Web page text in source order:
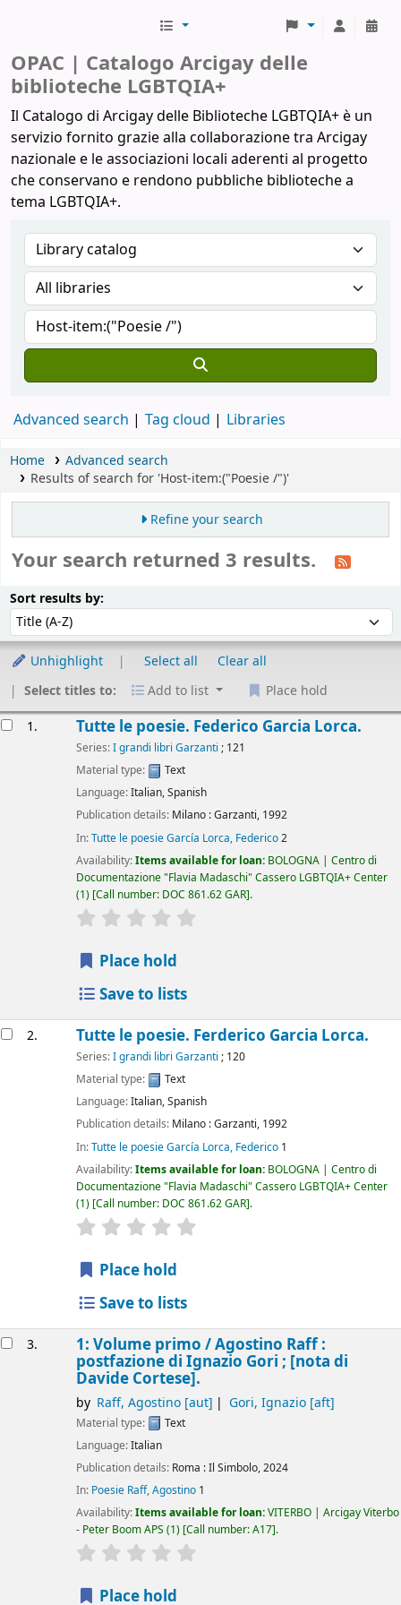
OPAC | Catalogo Arcigay delle
biblioteche LGBTQIA+
Il Catalogo di Arcigay delle Biblioteche LGBTQIA+ è un
servizio fornito grazie alla collaborazione tra Arcigay
nazionale e le associazioni locali aderenti al progetto
che conservano e rendono pubbliche biblioteche a
tema LGBTQIA+.
Advanced search Tag cloud Libraries
Home
Advanced search
Results of search for 'Host-item:("Poesie /")'
Refine your search
Your search returned 3 results.
Sort results by:
Unhighlight Select all
Clear all
Select titles to:
Add to list Place hold
1. Tutte le poesie. Federico Garcia Lorca.
Series:I grandi libri Garzanti ; 121
Material type:
Text
Language:Italian,Spanish
Publication details: Milano :Garzanti, 1992
In:Tutte le poesie García Lorca, Federico2
Availability:Items available for loan: BOLOGNA | Centro di
Documentazione "Flavia Madaschi" Cassero LGBTQIA+ Center
(1) Call number: DOC 861.62 GAR .
star rating
Place hold
Save to lists
2. Tutte le poesie. Ferderico Garcia Lorca.
Series:I grandi libri Garzanti ; 120
Material type:
Text
Language:Italian,Spanish
Publication details: Milano :Garzanti, 1992
In:Tutte le poesie García Lorca, Federico1
Availability:Items available for loan: BOLOGNA | Centro di
Documentazione "Flavia Madaschi" Cassero LGBTQIA+ Center
(1) Call number: DOC 861.62 GAR .
star rating
Place hold
Save to lists
3. 1: Volume primo /Agostino Raff :
postfazione di Ignazio Gori ; [nota di
Davide Cortese].
by Raff, Agostino[aut] Gori, Ignazio[aft]
Material type:
Text
Language:Italian
Publication details: Roma :Il Simbolo,2024
In: Poesie Raff, Agostino1
Availability:Items available for loan:VITERBO | Arcigay Viterbo
- Peter Boom APS (1) Call number:A17 .
star rating
Place hold